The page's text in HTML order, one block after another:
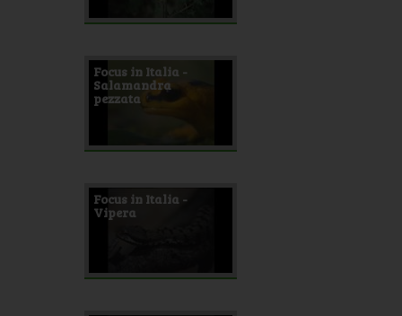
Focus in Italia -
Salamandra
pezzata
Focus in Italia -
Vipera